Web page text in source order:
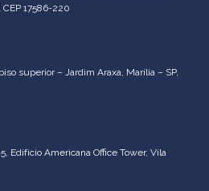
17586-220
superior – Jardim Araxa, Marília – SP,
Edifício Americana Office Tower, Vila